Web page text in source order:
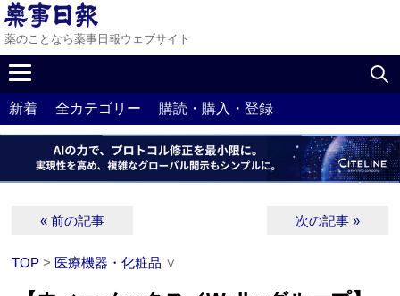
薬のことなら薬事日報ウェブサイト
新着 全カテゴリー 購読・購入・登録
« 前の記事 次の記事 »
TOP > 医療機器・化粧品 ∨